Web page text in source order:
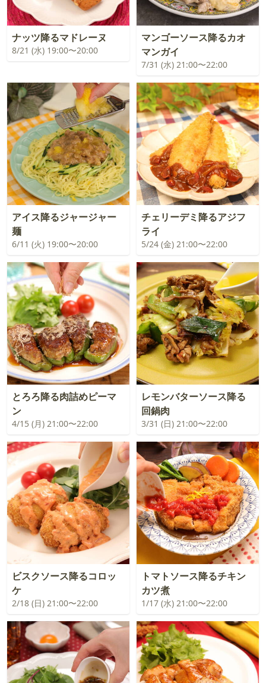
ナッツ降るマドレーヌ
8/21 (水) 19:00〜20:00
マンゴーソース降るカオ
マンガイ
7/31 (水) 21:00〜22:00
アイス降るジャージャー
麺
6/11 (火) 19:00〜20:00
チェリーデミ降るアジフ
ライ
5/24 (金) 21:00〜22:00
とろろ降る肉詰めピーマ
ン
4/15 (月) 21:00〜22:00
レモンバターソース降る
回鍋肉
3/31 (日) 21:00〜22:00
ビスクソース降るコロッ
ケ
2/18 (日) 21:00〜22:00
トマトソース降るチキン
カツ煮
1/17 (水) 21:00〜22:00